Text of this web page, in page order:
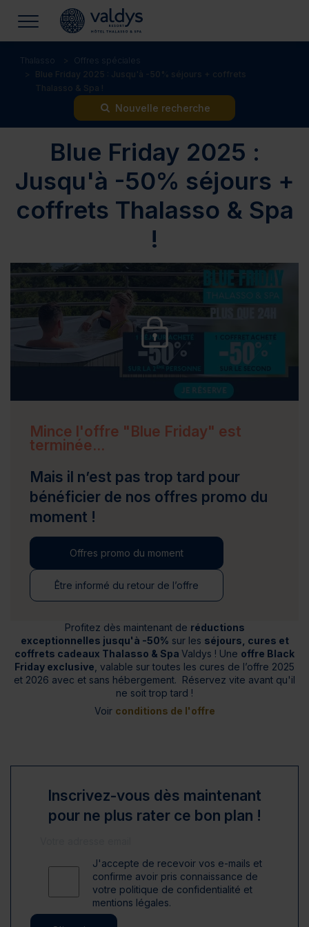
Thalasso
Offres spéciales
Blue Friday 2025 : Jusqu'à -50% séjours + coffrets
Thalasso & Spa !
Nouvelle recherche
Blue Friday 2025 :
Jusqu'à -50% séjours +
coffrets Thalasso & Spa
!
Mince l'offre "Blue Friday" est
terminée...
Mais il n’est pas trop tard pour
bénéficier de nos offres promo du
moment !
Offres promo du moment
Être informé du retour de l’offre
Profitez dès maintenant de réductions
exceptionnelles jusqu'à -50% sur les séjours, cures et
coffrets cadeaux Thalasso & Spa Valdys ! Une offre Black
Friday exclusive , valable sur toutes les cures de l’offre 2025
et 2026 avec et sans hébergement. Réservez vite avant qu'il
ne soit trop tard !
Voir conditions de l'offre
Inscrivez-vous dès maintenant
pour ne plus rater ce bon plan !
J'accepte de recevoir vos e-mails et
confirme avoir pris connaissance de
votre politique de confidentialité et
mentions légales.